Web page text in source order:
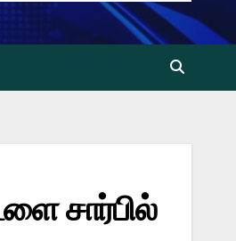
சார்பில்